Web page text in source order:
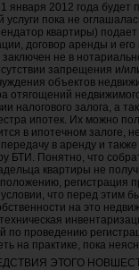
января 2012 года будет
пока не
квартиры)
договор аренды и
заключен не в
запрещения и/
объектов
отягощений
налогового залога, а
ипотек. Их можно
в ипотечном залоге,
в аренду и
БТИ. Понятно, что
квартиры не
регистрация
что перед этим
на это
по проведению
на практике, пока
ЭТОГО